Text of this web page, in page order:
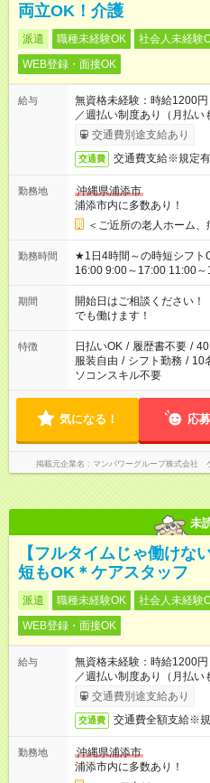
両立OK！介護
派遣 職種未経験OK 社会人未経験
WEB登録・面接OK
給与
無資格未経験：時給1200
／週払い制度あり（月払い
了次第のお支払いとなりま
交通費別途支給あり
交通費 交通費支給※規定有
勤務地
沖縄県浦添市
浦添市内に多数あり！
＜ご近所の老人ホーム、
勤務時間
★1日4時間～の時短シフトOK ★スタート時間選べます！
16:00 9:00～17:00 11:00～19:00
場合、他のお仕事と合わせ
ん ※法令に基づき、週20
となります ※労働者派遣法
短時間・短期間の就業はご
期間
開始日はご相談ください
でも働けます！
特徴 日払いOK / 履歴書不要 /
服装自由 / シフト勤務 / 10
ソコンスキル不要
気になる！ 応
掲載元企業名 マンパワーグループ株式会社
未
【フルタイムじゃ働けな
短もOK＊ケアスタッフ
派遣 職種未経験OK 社会人未経験
WEB登録・面接OK
給与
無資格未経験：時給1200
／週払い制度あり（月払い
了次第のお支払いとなりま
交通費別途支給あり
交通費 交通費全額支給※
勤務地
沖縄県浦添市
浦添市内に多数あり！